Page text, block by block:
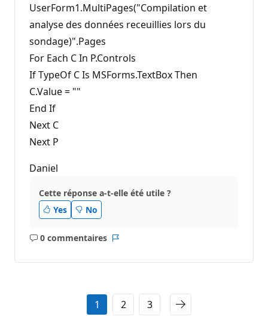
t
o
UserForm1.MultiPages("Compilation et
analyse des données receuillies lors du
sondage)".Pages
For Each C In P.Controls
If TypeOf C Is MSForms.TextBox Then
C.Value = ""
End If
Next C
Next P
Daniel
Cette réponse a-t-elle été utile ?
Yes
No
0 commentaires
Aucun
1 2 3